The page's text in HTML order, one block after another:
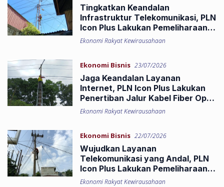
Tingkatkan Keandalan
Infrastruktur Telekomunikasi, PLN
Icon Plus Lakukan Pemeliharaan
Jaringan Fiber Optik di Kota
Ekonomi Rakyat Kewirausahaan
Ekonomi Bisnis 23/07/2026
Jaga Keandalan Layanan
Internet, PLN Icon Plus Lakukan
Penertiban Jalur Kabel Fiber Optik
di Kota Pekanbaru
Ekonomi Rakyat Kewirausahaan
Ekonomi Bisnis 22/07/2026
Wujudkan Layanan
Telekomunikasi yang Andal, PLN
Icon Plus Lakukan Pemeliharaan
Jaringan Fiber Optik di Kota
Ekonomi Rakyat Kewirausahaan